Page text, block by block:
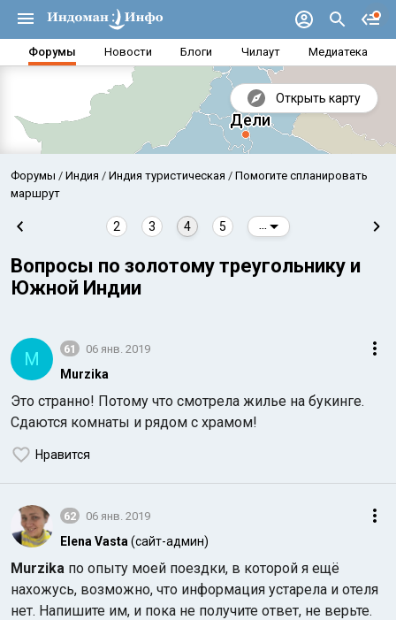
Форумы Новости Блоги Чилаут Медиатека
Открыть карту
Аравийское море
Индийский океан
Форумы Индия Индия туристическая
Помогите спланировать
маршрут
2 3 4 5
Вопросы по золотому треугольнику и
Южной Индии
M 61 06 янв. 2019
Murzika
Это странно! Потому что смотрела жилье на букинге.
Сдаются комнаты и рядом с храмом!
Нравится
62 06 янв. 2019
Elena Vasta (сайт-админ)
Murzika по опыту моей поездки, в которой я ещё
нахожусь, возможно, что информация устарела и отеля
нет. Напишите им, и пока не получите ответ, не верьте.